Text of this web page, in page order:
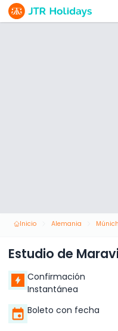
Inicio Alemania Múnich
Estudio de
Confirmación
Instantánea
Boleto con fecha